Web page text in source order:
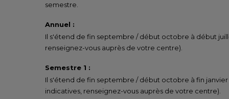
semestre.
Annuel :
Il s'étend de fin septembre / début octobre à début
renseignez-vous auprès de votre centre).
Semestre 1 :
Il s'étend de fin septembre / début octobre à fin
indicatives, renseignez-vous auprès de votre centre).